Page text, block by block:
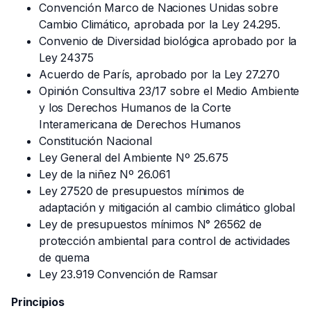
Convención Marco de Naciones Unidas sobre
Cambio Climático, aprobada por la Ley 24.295.
Convenio de Diversidad biológica aprobado por la
Ley 24375
Acuerdo de París, aprobado por la Ley 27.270
Opinión Consultiva 23/17 sobre el Medio Ambiente
y los Derechos Humanos de la Corte
Interamericana de Derechos Humanos
Constitución Nacional
Ley General del Ambiente Nº 25.675
Ley de la niñez Nº 26.061
Ley 27520 de presupuestos mínimos de
adaptación y mitigación al cambio climático global
Ley de presupuestos mínimos N° 26562 de
protección ambiental para control de actividades
de quema
Ley 23.919 Convención de Ramsar
Principios